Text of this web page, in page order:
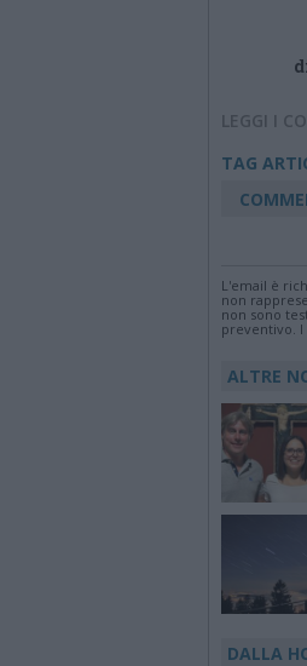
LEGGI I
TAG
L'email è
non
non sono
preventivo.
ALTRE
DALLA